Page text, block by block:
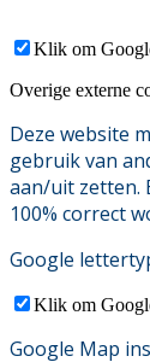
Klik om
Overige externe
Deze website
gebruik van
aan/uit zetten.
100% correct
Google
Klik om
Google Map